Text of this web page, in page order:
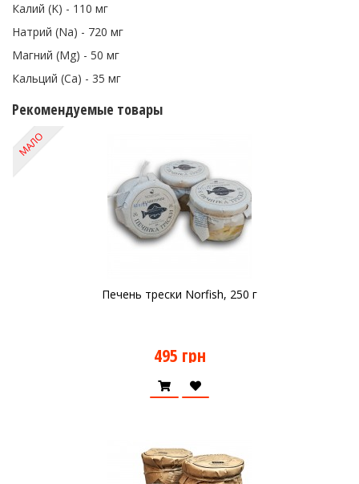
Калий (K) - 110 мг
Натрий (Na) - 720 мг
Магний (Mg) - 50 мг
Кальций (Ca) - 35 мг
Рекомендуемые товары
МАЛО
Печень трески Norfish, 250 г
495 грн